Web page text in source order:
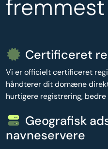
fremmest
Certificeret
Vi er officielt certificeret
håndterer dit domæne
hurtigere registrering,
Geografisk
navneservere